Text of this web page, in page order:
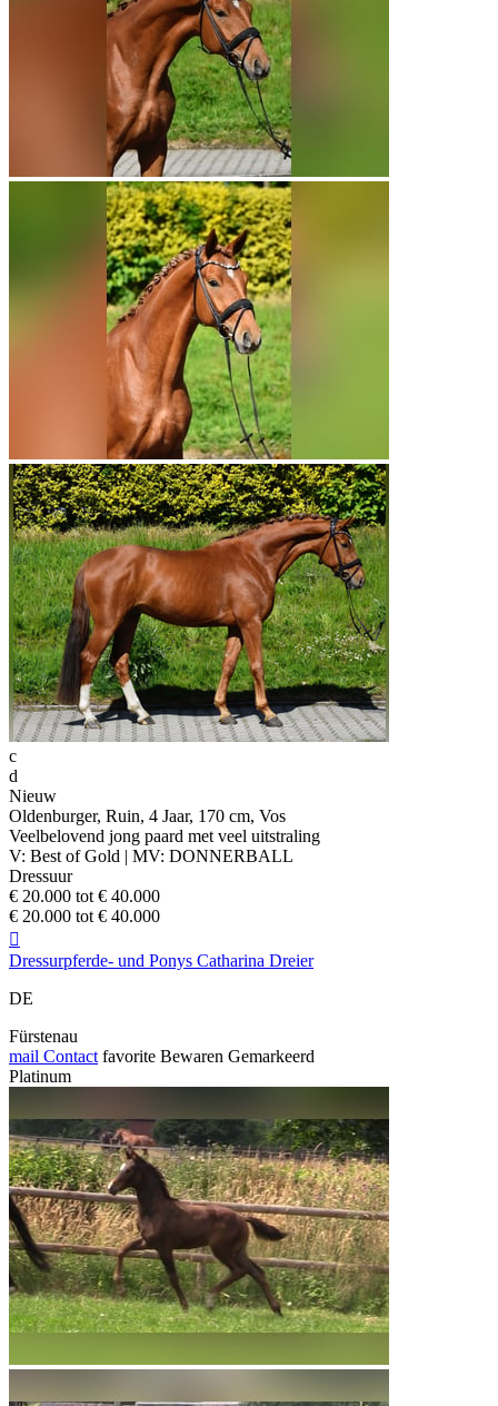
c
d
Nieuw
Oldenburger, Ruin, 4 Jaar, 170 cm, Vos
Veelbelovend jong paard met veel uitstraling
V: Best of Gold | MV: DONNERBALL
Dressuur
€ 20.000 tot € 40.000
€ 20.000 tot € 40.000

Dressurpferde- und Ponys Catharina Dreier
DE
Fürstenau
mail Contact favorite Bewaren Gemarkeerd
Platinum